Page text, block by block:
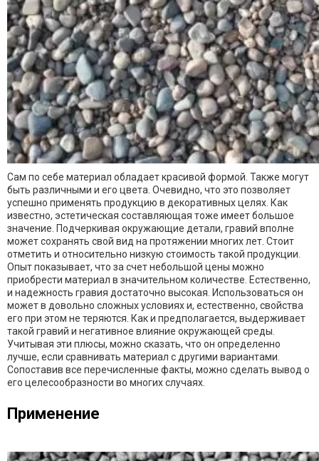
Сам по себе материал обладает красивой формой. Также могут
быть различными и его цвета. Очевидно, что это позволяет
успешно применять продукцию в декоративных целях. Как
известно, эстетическая составляющая тоже имеет большое
значение. Подчеркивая окружающие детали, гравий вполне
может сохранять свой вид на протяжении многих лет. Стоит
отметить и относительно низкую стоимость такой продукции.
Опыт показывает, что за счет небольшой цены можно
приобрести материал в значительном количестве. Естественно,
и надежность гравия достаточно высокая. Использоваться он
может в довольно сложных условиях и, естественно, свойства
его при этом не теряются. Как и предполагается, выдерживает
такой гравий и негативное влияние окружающей среды.
Учитывая эти плюсы, можно сказать, что он определенно
лучше, если сравнивать материал с другими вариантами.
Сопоставив все перечисленные факты, можно сделать вывод о
его целесообразности во многих случаях.
Применение